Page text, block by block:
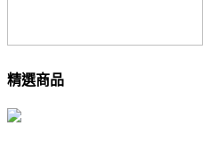
精選商品